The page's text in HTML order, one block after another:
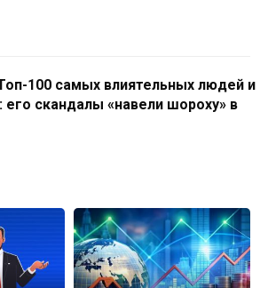
100 самых влиятельных людей и
его скандалы «навели шороху» в